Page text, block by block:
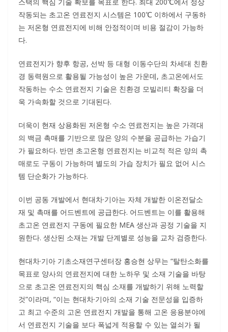
스택의 핵심 기술 확보를 목표로 한다. 최대 200℃에서 정상
작동되는 초고온 연료전지 시스템은 100℃ 이하에서 구동하
는 저온형 연료전지에 비해 안정적이며 비용 절감이 가능하
다.
연료전지가 향후 항공, 선박 등 대형 이동수단의 차세대 친환
경 동력원으로 활용될 가능성이 높은 가운데, 초고온에서도
작동하는 수소 연료전지 기술은 친환경 모빌리티 확장을 더
욱 가속화할 것으로 기대된다.
더욱이 현재 상용화된 저온형 수소 연료전지는 높은 가격대
의 백금 촉매를 기반으로 많은 양의 수분을 공급하는 가습기
가 필요하다. 반면 초고온형 연료전지는 비교적 적은 양의 촉
매로도 구동이 가능하며 별도의 가습 장치가 필요 없어 시스
템 단순화가 가능하다.
이번 공동 개발에서 현대차·기아는 자체 개발한 이온전달소
재 및 촉매를 어드벤트에 공급한다. 어드벤트는 이를 활용해
초고온 연료전지 구동에 필요한 MEA 생산과 공정 기술을 지
원한다. 생산된 소재는 개발 단계별로 성능을 교차 검증한다.
현대차·기아 기초소재연구센터장 홍승현 상무는 “탈탄소화를
목표로 양사의 연료전지에 대한 노하우 및 소재 기술을 바탕
으로 초고온 연료전지의 핵심 소재를 개발하기 위해 노력할
것”이라며, “이는 현대차·기아의 소재 기술 전문성을 입증하
고 최고 수준의 고온 연료전지 개발을 통해 고온 응용분야에
서 연료전지 기술을 보다 폭넓게 적용할 수 있는 열쇠가 될